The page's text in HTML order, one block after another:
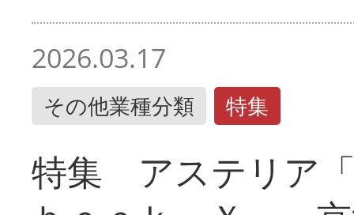
2026.03.17
その他業種分類 特集
特集 アステリア